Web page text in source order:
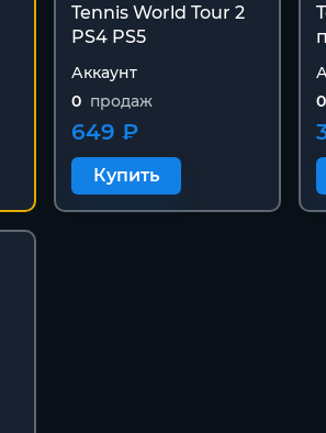
Tennis World Tour 2
PS4 PS5
Аккаунт
0 продаж
649 ₽
Купить
0